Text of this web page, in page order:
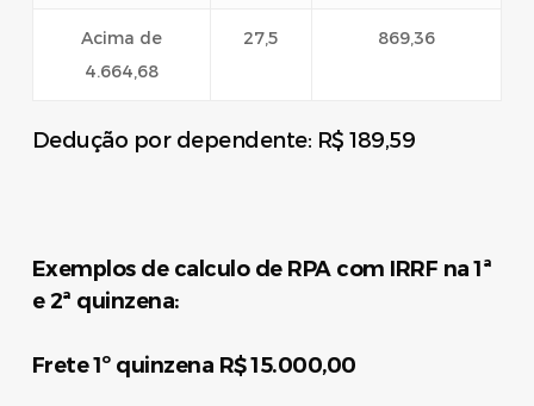
Acima de
4.664,68
27,5 869,36
Dedução por dependente: R$ 189,59
Exemplos de calculo de RPA com IRRF na 1ª
e 2ª quinzena:
Frete 1º quinzena R$ 15.000,00